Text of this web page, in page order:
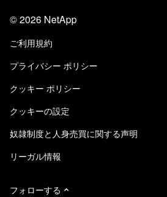
知識の習得
Trust Center
責任と持続可能性
品質に関する認定
NetApp Instaclustr
ブログ
カスタマー エクスペリエンス
ユーザ事例
当サイトに関するフィードバック
アクセシビリティ
Eメールの登録
©2026 NetApp
ご利用規約
プライバシー ポリシー
クッキー ポリシー
クッキーの設定
奴隷制度と人身売買に関する声明
リーガル情報
フォローする